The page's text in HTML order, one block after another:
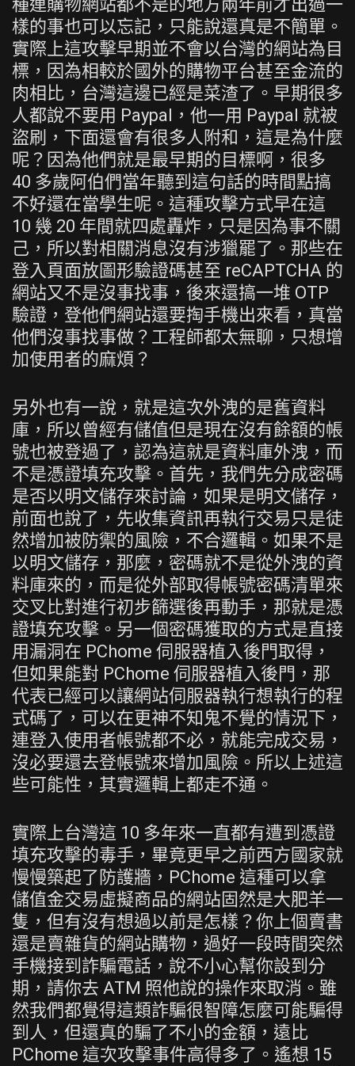
種連購物網站都不是的地方兩年前才出過一
樣的事也可以忘記，只能說還真是不簡單。
實際上這攻擊早期並不會以台灣的網站為目
標，因為相較於國外的購物平台甚至金流的
肉相比，台灣這邊已經是菜渣了。早期很多
人都說不要用 Paypal，他一用 Paypal 就被
盜刷，下面還會有很多人附和，這是為什麼
呢？因為他們就是最早期的目標啊，很多
40 多歲阿伯們當年聽到這句話的時間點搞
不好還在當學生呢。這種攻擊方式早在這
10 幾 20 年間就四處轟炸，只是因為事不關
己，所以對相關消息沒有涉獵罷了。那些在
登入頁面放圖形驗證碼甚至 reCAPTCHA 的
網站又不是沒事找事，後來還搞一堆 OTP
驗證，登他們網站還要掏手機出來看，真當
他們沒事找事做？工程師都太無聊，只想增
加使用者的麻煩？
另外也有一說，就是這次外洩的是舊資料
庫，所以曾經有儲值但是現在沒有餘額的帳
號也被登過了，認為這就是資料庫外洩，而
不是憑證填充攻擊。首先，我們先分成密碼
是否以明文儲存來討論，如果是明文儲存，
前面也說了，先收集資訊再執行交易只是徒
然增加被防禦的風險，不合邏輯。如果不是
以明文儲存，那麼，密碼就不是從外洩的資
料庫來的，而是從外部取得帳號密碼清單來
交叉比對進行初步篩選後再動手，那就是憑
證填充攻擊。另一個密碼獲取的方式是直接
用漏洞在 PChome 伺服器植入後門取得，
但如果能對 PChome 伺服器植入後門，那
代表已經可以讓網站伺服器執行想執行的程
式碼了，可以在更神不知鬼不覺的情況下，
連登入使用者帳號都不必，就能完成交易，
沒必要還去登帳號來增加風險。所以上述這
些可能性，其實邏輯上都走不通。
實際上台灣這 10 多年來一直都有遭到憑證
填充攻擊的毒手，畢竟更早之前西方國家就
慢慢築起了防護牆，PChome 這種可以拿
儲值金交易虛擬商品的網站固然是大肥羊一
隻，但有沒有想過以前是怎樣？你上個賣書
還是賣雜貨的網站購物，過好一段時間突然
手機接到詐騙電話，說不小心幫你設到分
期，請你去 ATM 照他說的操作來取消。雖
然我們都覺得這類詐騙很智障怎麼可能騙得
到人，但還真的騙了不小的金額，遠比
PChome 這次攻擊事件高得多了。遙想 15